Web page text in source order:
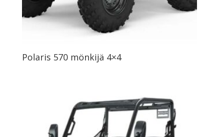
Polaris 570 mönkijä 4×4